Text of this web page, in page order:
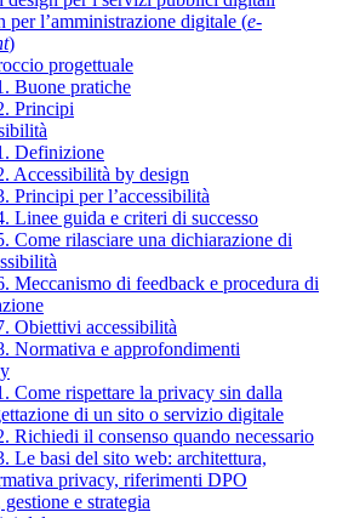
per l’amministrazione digitale (e-
)
progettuale
Buone pratiche
Principi
Definizione
Accessibilità by design
Principi per l’accessibilità
Linee guida e criteri di successo
Come rilasciare una dichiarazione di
Meccanismo di feedback e procedura di
Obiettivi accessibilità
Normativa e approfondimenti
Come rispettare la privacy sin dalla
di un sito o servizio digitale
Richiedi il consenso quando necessario
Le basi del sito web: architettura,
privacy, riferimenti DPO
e strategia